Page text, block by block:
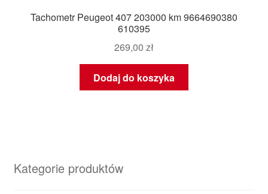
Tachometr Peugeot 407 203000 km 9664690380
610395
269,00 zł
Dodaj do koszyka
Kategorie produktów